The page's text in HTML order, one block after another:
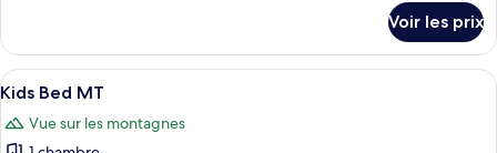
Kids
Bed
RD
le
type
de
Kids
Bed
Voir les prix
Afficher
toutes
les
Une chambre à coucher moderne
2
Kids Bed MT
Vue sur les montagnes